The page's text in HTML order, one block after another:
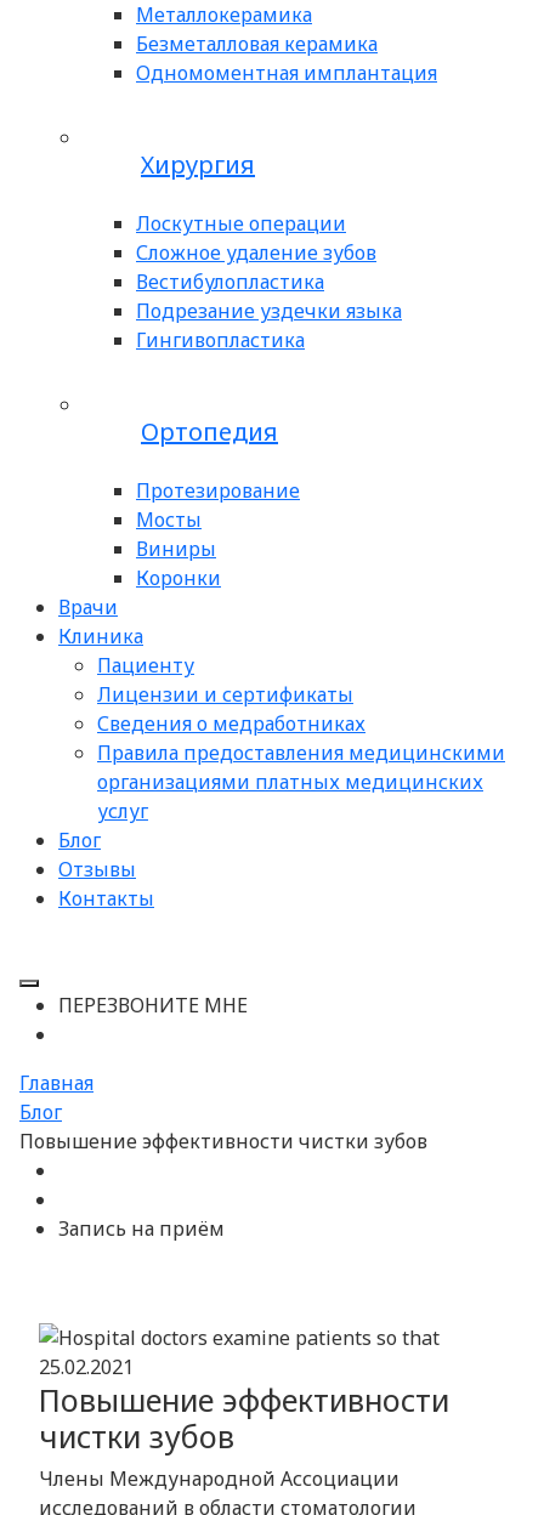
Металлокерамика
Безметалловая керамика
Одномоментная имплантация
Хирургия
Лоскутные операции
Сложное удаление зубов
Вестибулопластика
Подрезание уздечки языка
Гингивопластика
Ортопедия
Протезирование
Мосты
Виниры
Коронки
Врачи
Клиника
Пациенту
Лицензии и сертификаты
Сведения о медработниках
Правила предоставления медицинскими
организациями платных медицинских
услуг
Блог
Отзывы
Контакты
ПЕРЕЗВОНИТЕ МНЕ
Главная
Блог
Повышение эффективности чистки зубов
Запись на приём
25.02.2021
Повышение эффективности
чистки зубов
Члены Международной Ассоциации
исследований в области стоматологии